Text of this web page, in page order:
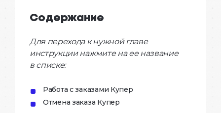
Содержание
Для перехода к нужной главе
инструкции нажмите на ее название
в списке:
Работа с заказами Купер
Отмена заказа Купер